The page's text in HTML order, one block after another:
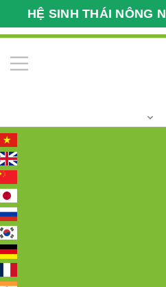
HỆ SINH THÁI NÔNG
Trang chủ
cây trồng VFarm